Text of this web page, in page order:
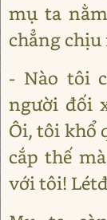
mụ ta
chẳng chịu
- Nào tôi
người đối
Ôi, tôi khổ
cắp thế
với tôi!